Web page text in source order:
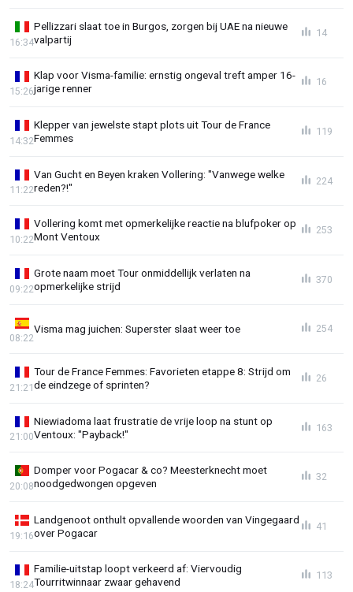
Pellizzari slaat toe in Burgos, zorgen bij UAE na nieuwe
valpartij
16:34
14
Klap voor Visma-familie: ernstig ongeval treft amper 16-
jarige renner
15:26
16
Klepper van jewelste stapt plots uit Tour de France
Femmes
14:32
119
Van Gucht en Beyen kraken Vollering: "Vanwege welke
reden?!"
11:22
224
Vollering komt met opmerkelijke reactie na blufpoker op
Mont Ventoux
10:22
253
Grote naam moet Tour onmiddellijk verlaten na
opmerkelijke strijd
09:22
370
Visma mag juichen: Superster slaat weer toe
08:22
254
Tour de France Femmes: Favorieten etappe 8: Strijd om
de eindzege of sprinten?
21:21
26
Niewiadoma laat frustratie de vrije loop na stunt op
Ventoux: "Payback!"
21:00
163
Domper voor Pogacar & co? Meesterknecht moet
noodgedwongen opgeven
20:08
32
Landgenoot onthult opvallende woorden van Vingegaard
over Pogacar
19:16
41
Familie-uitstap loopt verkeerd af: Viervoudig
Tourritwinnaar zwaar gehavend
18:24
113